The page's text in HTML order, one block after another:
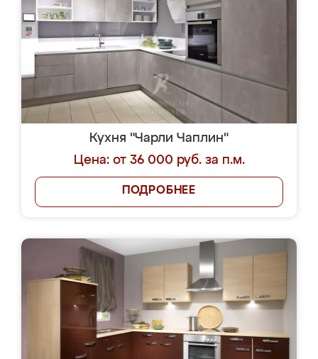
Кухня "Чарли Чаплин"
Цена: от 36 000 руб. за п.м.
ПОДРОБНЕЕ